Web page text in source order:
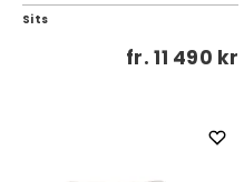
Sits
fr.11 490 kr